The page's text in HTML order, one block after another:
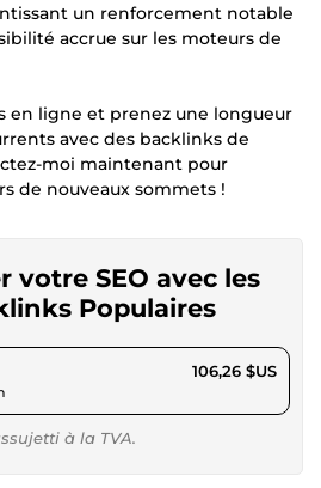
un renforcement notable
accrue sur les moteurs de
en ligne et prenez une longueur
avec des backlinks de
moi maintenant pour
de nouveaux sommets !
votre SEO avec les
Populaires
97,93 $US 106,26 $US
à la TVA.